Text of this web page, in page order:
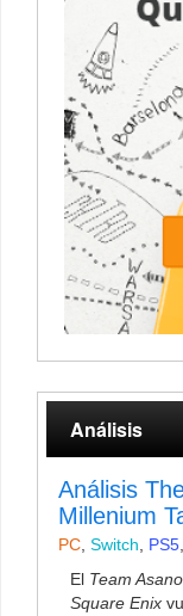
Análisis
Análisis
Millenium
PC, Switch, PS5,
El Team Asano
Square Enix